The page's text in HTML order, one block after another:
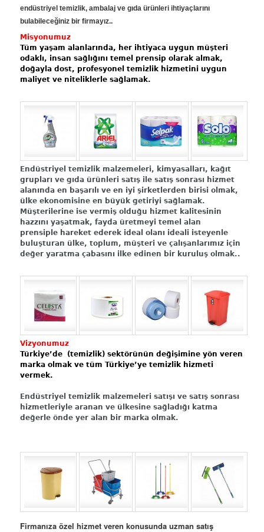
endüstriyel temizlik, ambalaj ve gıda ürünleri ihtiyaçlarını
bulabileceğiniz bir firmayız..
Misyonumuz
Tüm yaşam alanlarında, her ihtiyaca uygun müşteri
odaklı, insan sağlığını temel prensip olarak almak,
doğayla dost, profesyonel temizlik hizmetini uygun
maliyet ve niteliklerle sağlamak.
Endüstriyel temizlik malzemeleri, kimyasalları, kağıt
grupları ve gıda ürünleri satış ile satış sonrası hizmet
alanında en başarılı ve en iyi şirketlerden birisi olmak,
ülke ekonomisine en büyük getiriyi sağlamak.
Müşterilerine ise vermiş olduğu hizmet kalitesinin
hazzını yaşatmak, fayda üretmeyi temel alan
prensiple hareket ederek ideal olanı ideali isteyenle
buluşturan ülke, toplum, müşteri ve çalışanlarımız için
değer yaratma çabasını ilke edinen bir kuruluş olmak..
Vizyonumuz
Türkiye’de (temizlik) sektörünün değişimine yön veren
marka olmak ve tüm Türkiye’ye temizlik hizmeti
vermek.
Endüstriyel temizlik malzemeleri satışı ve satış sonrası
hizmetleriyle aranan ve ülkesine sağladığı katma
değerle önde yer alan bir marka olmak.
Firmanıza özel hizmet veren konusunda uzman satış